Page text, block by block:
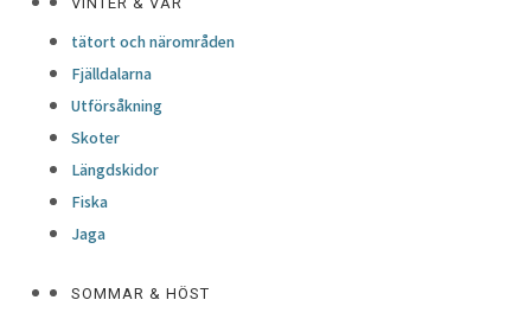
tätort och närområden
Fjälldalarna
Utförsåkning
Skoter
Längdskidor
Fiska
Jaga
SOMMAR & HÖST